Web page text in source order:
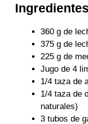
Ingredientes
360 g de
375 g de
225 g de
Jugo de 4
1/4 taza de
1/4 taza de
naturales)
3 tubos de